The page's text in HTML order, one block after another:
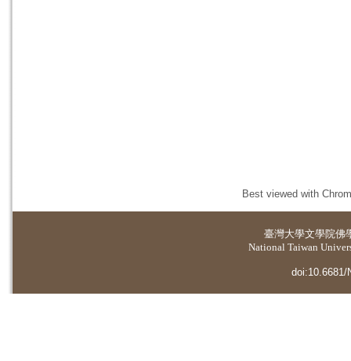
Best viewed with
臺灣大學文學院佛
National Taiwan
doi:10.6681/